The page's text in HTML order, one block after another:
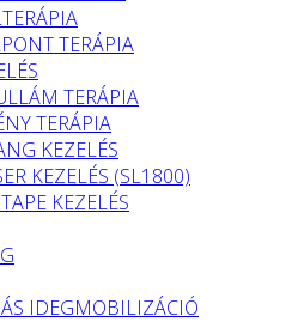
TERÁPIA
TERÁPIA
TERÁPIA
KEZELÉS
KEZELÉS (SL1800)
KEZELÉS
IDEGMOBILIZÁCIÓ